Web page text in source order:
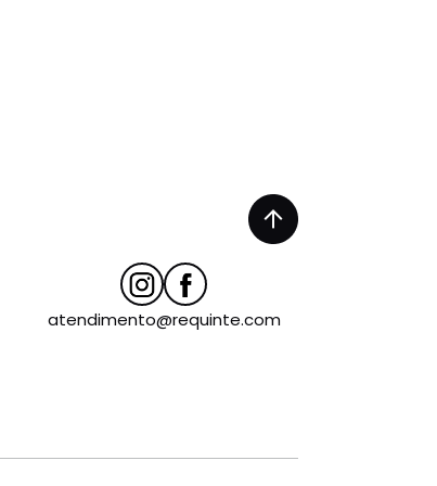
atendimento@requinte.com